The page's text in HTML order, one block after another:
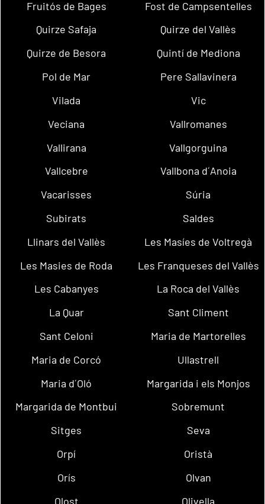
Fruitós de Bages
Fost de Campsentelles
Quirze Safaja
Quirze del Vallès
Quirze de Besora
Quintí de Mediona
Pol de Mar
Pere Sallavinera
Vilada
Vic
Veciana
Vallromanes
Vallirana
Vallgorguina
Vallcebre
Vallbona d´Anoia
Vacarisses
Súria
Subirats
Saldes
Llinars del Vallès
Les Masíes de Voltregà
Les Masies de Roda
Les Franqueses del Vallès
Les Cabanyes
La Roca del Vallès
La Quar
Sant Climent
Sant Celoni
Maria de Martorelles
Maria de Corcó
Ullastrell
Maria d´Oló
Margarida i els Monjos
Margarida de Montbui
Sobremunt
Sitges
Seva
Orpí
Oristà
Orís
Olvan
Olost
Olivella